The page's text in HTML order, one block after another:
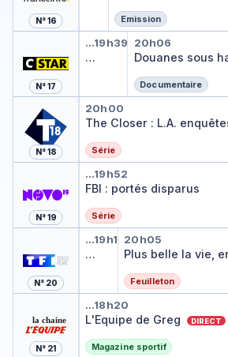
N° 16 Emission
N° 17
Douanes sous
…19h39
Douanes sous haute
…
Douanes
20h06
Douanes sous
Documentaire
N° 18
The Closer :
20h00
The Closer : L.A.
Série
N° 19
FBI : portés
…19h52
FBI : portés disparus
Série
N° 20
Dr House
…19h15
Dr House
…
Plus belle
20h05
Plus belle la vie,
Feuilleton
N° 21
L'Equipe de Greg
…18h20
L'Equipe de Greg DIRECT
Magazine sportif